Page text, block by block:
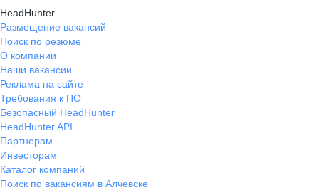
HeadHunter
Размещение вакансий
Поиск по резюме
О компании
Наши вакансии
Реклама на сайте
Требования к ПО
Безопасный HeadHunter
HeadHunter API
Партнерам
Инвесторам
Каталог компаний
Поиск по вакансиям в Алчевске